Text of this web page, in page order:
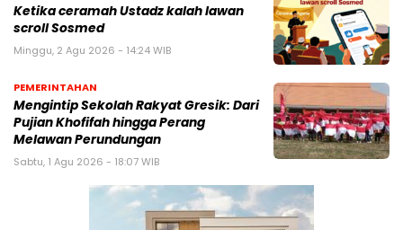
Ketika ceramah Ustadz kalah lawan
scroll Sosmed
Minggu, 2 Agu 2026 - 14:24 WIB
PEMERINTAHAN
Mengintip Sekolah Rakyat Gresik: Dari
Pujian Khofifah hingga Perang
Melawan Perundungan
Sabtu, 1 Agu 2026 - 18:07 WIB